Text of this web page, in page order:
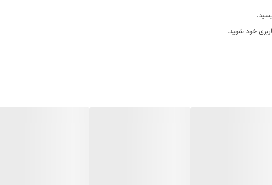
خود شوید.